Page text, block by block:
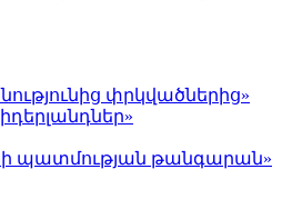
փրկվածներից»
պատմության թանգարան»